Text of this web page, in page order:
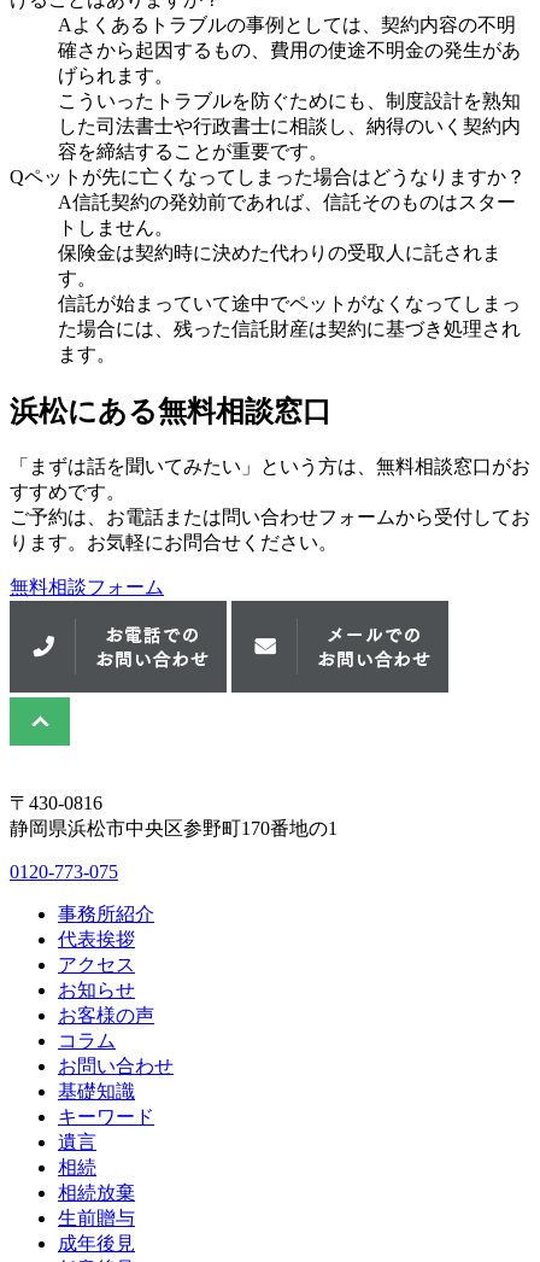
A よくあるトラブルの事例としては、契約内容の不明
確さから起因するもの、費用の使途不明金の発生があ
げられます。
こういったトラブルを防ぐためにも、制度設計を熟知
した司法書士や行政書士に相談し、納得のいく契約内
容を締結することが重要です。
Qペットが先に亡くなってしまった場合はどうなりますか？
A信託契約の発効前であれば、信託そのものはスター
トしません。
保険金は契約時に決めた代わりの受取人に託されま
す。
信託が始まっていて途中でペットがなくなってしまっ
た場合には、残った信託財産は契約に基づき処理され
ます。
浜松にある無料相談窓口
「まずは話を聞いてみたい」という方は、無料相談窓口がお
すすめです。
ご予約は、お電話または問い合わせフォームから受付してお
ります。お気軽にお問合せください。
無料相談フォーム
〒430-0816
静岡県浜松市中央区参野町170番地の1
0120-773-075
事務所紹介
代表挨拶
アクセス
お知らせ
お客様の声
コラム
お問い合わせ
基礎知識
キーワード
遺言
相続
相続放棄
生前贈与
成年後見